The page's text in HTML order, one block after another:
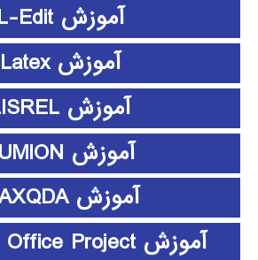
آموزش L-Edit
آموزش Latex
آموزش LISREL
آموزش LUMION
آموزش MAXQDA
آموزش Microsoft Office Project